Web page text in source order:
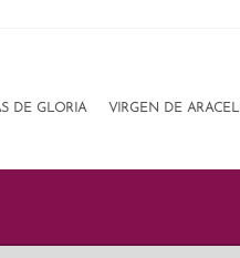
DE GLORIA VIRGEN DE ARACELI